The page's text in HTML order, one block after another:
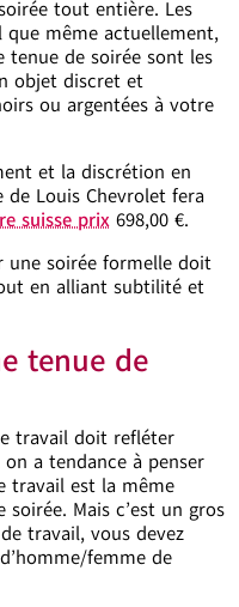
tout entière. Les
même actuellement,
tenue de soirée sont les
objet discret et
ou argentées à votre
et la discrétion en
de Louis Chevrolet fera
suisse prix 698,00 €.
une soirée formelle doit
en alliant subtilité et
tenue de
travail doit refléter
a tendance à penser
travail est la même
Mais c’est un gros
travail, vous devez
femme de